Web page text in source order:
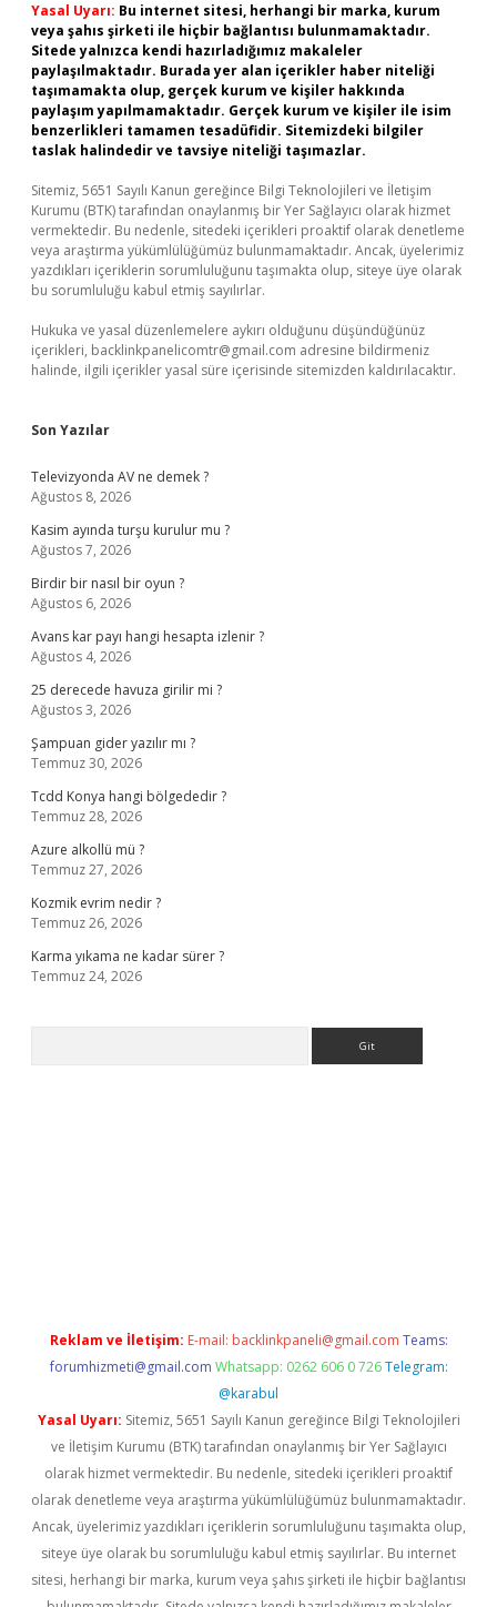
Yasal Uyarı: Bu internet sitesi, herhangi bir marka, kurum
veya şahıs şirketi ile hiçbir bağlantısı bulunmamaktadır.
Sitede yalnızca kendi hazırladığımız makaleler
paylaşılmaktadır. Burada yer alan içerikler haber niteliği
taşımamakta olup, gerçek kurum ve kişiler hakkında
paylaşım yapılmamaktadır. Gerçek kurum ve kişiler ile isim
benzerlikleri tamamen tesadüfidir. Sitemizdeki bilgiler
taslak halindedir ve tavsiye niteliği taşımazlar.
Sitemiz, 5651 Sayılı Kanun gereğince Bilgi Teknolojileri ve İletişim
Kurumu (BTK) tarafından onaylanmış bir Yer Sağlayıcı olarak hizmet
vermektedir. Bu nedenle, sitedeki içerikleri proaktif olarak denetleme
veya araştırma yükümlülüğümüz bulunmamaktadır. Ancak, üyelerimiz
yazdıkları içeriklerin sorumluluğunu taşımakta olup, siteye üye olarak
bu sorumluluğu kabul etmiş sayılırlar.
Hukuka ve yasal düzenlemelere aykırı olduğunu düşündüğünüz
içerikleri, backlinkpanelicomtr@gmail.com adresine bildirmeniz
halinde, ilgili içerikler yasal süre içerisinde sitemizden kaldırılacaktır.
Son Yazılar
Televizyonda AV ne demek ?
Ağustos 8, 2026
Kasim ayında turşu kurulur mu ?
Ağustos 7, 2026
Birdir bir nasıl bir oyun ?
Ağustos 6, 2026
Avans kar payı hangi hesapta izlenir ?
Ağustos 4, 2026
25 derecede havuza girilir mi ?
Ağustos 3, 2026
Şampuan gider yazılır mı ?
Temmuz 30, 2026
Tcdd Konya hangi bölgededir ?
Temmuz 28, 2026
Azure alkollü mü ?
Temmuz 27, 2026
Kozmik evrim nedir ?
Temmuz 26, 2026
Karma yıkama ne kadar sürer ?
Temmuz 24, 2026
Reklam ve İletişim: E-mail: backlinkpaneli@gmail.com Teams:
forumhizmeti@gmail.com Whatsapp: 0262 606 0 726 Telegram:
@karabul
Yasal Uyarı: Sitemiz, 5651 Sayılı Kanun gereğince Bilgi Teknolojileri
ve İletişim Kurumu (BTK) tarafından onaylanmış bir Yer Sağlayıcı
olarak hizmet vermektedir. Bu nedenle, sitedeki içerikleri proaktif
olarak denetleme veya araştırma yükümlülüğümüz bulunmamaktadır.
Ancak, üyelerimiz yazdıkları içeriklerin sorumluluğunu taşımakta olup,
siteye üye olarak bu sorumluluğu kabul etmiş sayılırlar. Bu internet
sitesi, herhangi bir marka, kurum veya şahıs şirketi ile hiçbir bağlantısı